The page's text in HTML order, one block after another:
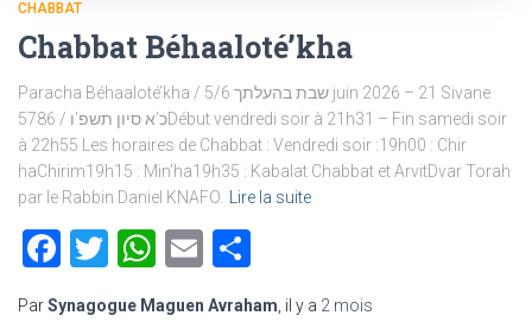
CHABBAT
Chabbat Béhaaloté’kha
Paracha Béhaaloté’kha / שבת בהעלתך 5/6 juin 2026 – 21 Sivane
5786 / כ’א סיון תשפ’וDébut vendredi soir à 21h31 – Fin samedi soir
à 22h55 Les horaires de Chabbat : Vendredi soir :19h00 : Chir
haChirim19h15 : Min’ha19h35 : Kabalat Chabbat et ArvitDvar Torah
par le Rabbin Daniel KNAFO. Lire la suite
Facebook
Twitter
WhatsApp
Email
ParSynagogue Maguen Avraham , il y a 2 mois